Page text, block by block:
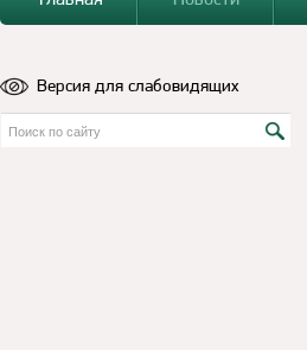
Версия для слабовидящих